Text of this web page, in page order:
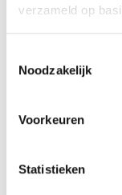
verzameld op
Noodzakelijk
Voorkeuren
Statistieken
en lees